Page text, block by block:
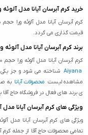
خرید کرم آبرسان آیانا مدل آلوئه ورا حجم
کرم آبرسان آیانا مدل آلوئه ورا حجم 250 میلی لیتر در سایت
قیمت گذاری می گردد.
برند کرم آبرسان آیانا مدل آلوئه ورا حجم
کرم آبرسان آیانا مدل آلوئه ورا حجم 250 میلی لیتر از برند
Aiyana شناخته می شود و جز یکی
مشاهده لیست محصولات آیانا به
ی برند های فعال در فروشگاه حاج
ویژگی های کرم آبرسان آیانا مدل آلوئه